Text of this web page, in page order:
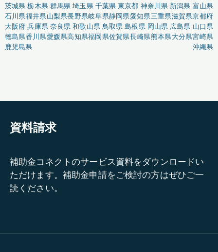
茨城県 栃木県 群馬県 埼玉県 千葉県 東京都 神奈川県 新潟県 富山県
石川県福井県山梨県長野県岐阜県静岡県愛知県三重県滋賀県京都府
大阪府 兵庫県 奈良県 和歌山県 鳥取県 島根県 岡山県 広島県 山口県
徳島県香川県愛媛県高知県福岡県佐賀県長崎県熊本県大分県宮崎県
鹿児島県
沖縄県
資料請求
補助金コネクトのサービス資料をダウンロードい
ただけます。補助金申請をご検討の方はぜひご一
読ください。